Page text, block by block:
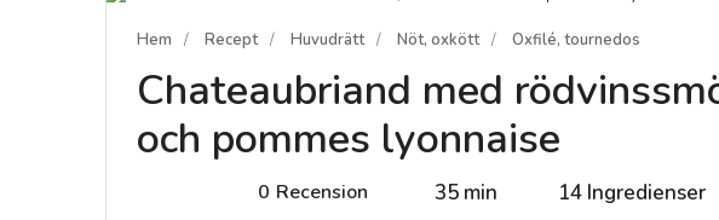
Hem Recept Huvudrätt Nöt, oxkött Oxfilé, tournedos
Chateaubriand med
och pommes lyonnaise
0 Recension 35 min 14 Ingredienser